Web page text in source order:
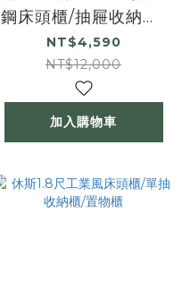
鋼床頭櫃/抽屜收納櫃/
置物櫃-圓把手
NT$4,590
NT$12,000
加入購物車